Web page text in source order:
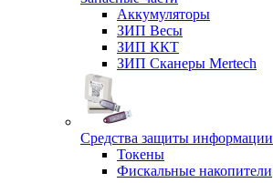
Аккумуляторы
ЗИП Весы
ЗИП ККТ
ЗИП Сканеры Mertech
Средства защиты информации
Токены
Фискальные накопители